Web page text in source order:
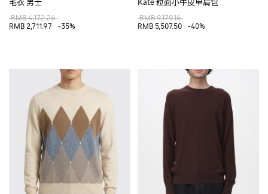
RMB 4,172.26
RMB 2,711.97
-35%
RMB 9,179.16
RMB 5,507.50
-40%